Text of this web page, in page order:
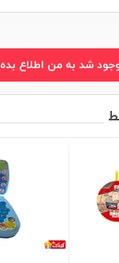
شد به من اطلاع بده